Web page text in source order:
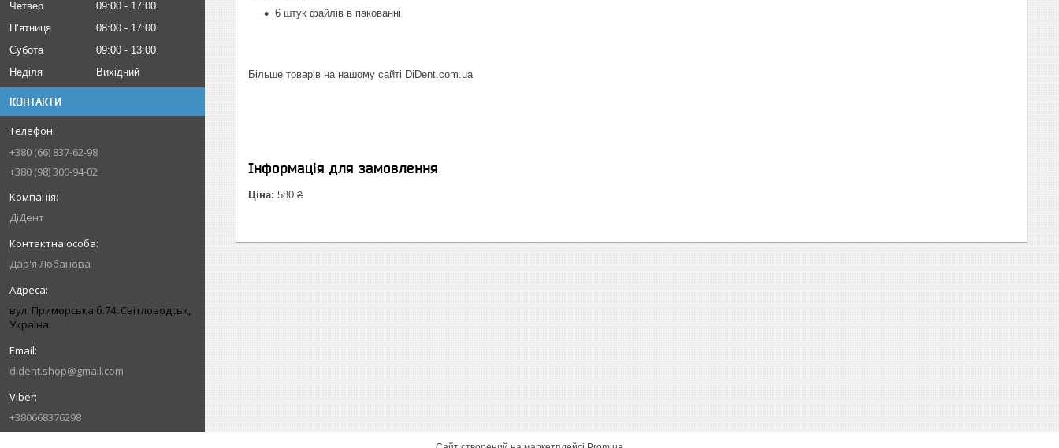
Четвер
09:00
17:00
Пʼятниця
08:00
17:00
Субота
09:00
13:00
Неділя
Вихідний
КОНТАКТИ
+380 (66) 837-62-98
+380 (98) 300-94-02
ДіДент
Дар'я Лобанова
вул. Приморська б.74, Світловодськ,
Україна
dident.shop@gmail.com
+380668376298
6 штук файлів в пакованні
Більше товарів на нашому сайті DiDent.com.ua
Інформація для замовлення
Ціна: 580 ₴